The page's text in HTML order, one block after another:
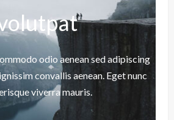
odio aenean sed adipiscing
convallis aenean. Eget nunc
viverra mauris.